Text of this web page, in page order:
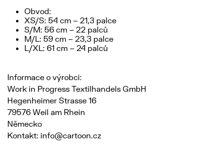
Obvod:
XS/S: 54 cm – 21,3 palce
S/M: 56 cm – 22 palců
M/L: 59 cm – 23,3 palce
L/XL: 61 cm – 24 palců
Informace o výrobci:
Work in Progress Textilhandels GmbH
Hegenheimer Strasse 16
79576 Weil am Rhein
Německo
Kontakt: info@cartoon.cz